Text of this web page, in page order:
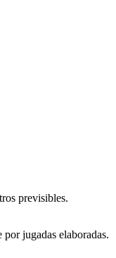
previsibles.
jugadas elaboradas.